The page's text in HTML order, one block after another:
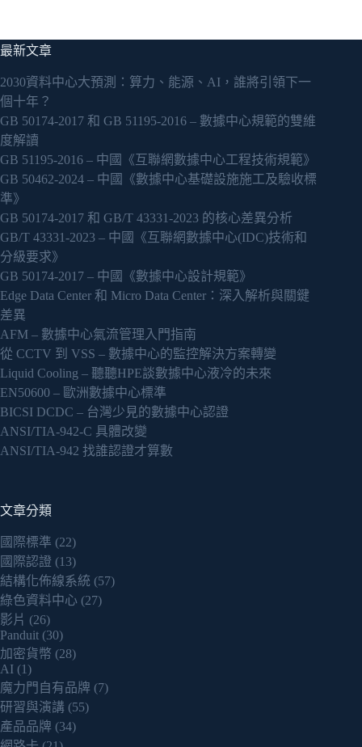
最新文章
2030資料中心大預測：算力、能源、AI，誰將引領下一
個十年？
GB 50174-2017 和 GB 51195-2016 – 數據中心規範的雙維
度解讀
GB 51195-2016 – 中國《互聯網數據中心工程技術規範》
GB 50462-2024 – 中國《數據中心基礎設施施工及驗收標
準》
GB 50174-2017 和 GB/T 43331-2023 的核心差異分析
GB/T 43331-2023 – 中國《互聯網數據中心(IDC)技術和
分級要求》
GB 50174-2017 – 中國《數據中心設計規範》
Edge Data Center 和 Micro Data Center：深入解析與關鍵
差異
AFM – 數據中心氣流管理入門指南
從 CCTV 到 VSS – 數據中心的監控解決方案轉變
Liquid Cooling – 聽聽HPE談數據中心液冷的未來
EN50600 – 歐洲數據中心標準
BICSI DCDC – 台灣少見的數據中心認證
ANSI/TIA-942-C 具體改變
ANSI/TIA-942 找誰認證才算數
文章分類
國際標準 (22)
國際認證 (13)
結構化佈線系統 (57)
綠色資料中心 (27)
影片 (26)
Panduit (30)
加密貨幣 (28)
AI (1)
魔力門自有品牌 (7)
研習與演講 (55)
產品品牌 (34)